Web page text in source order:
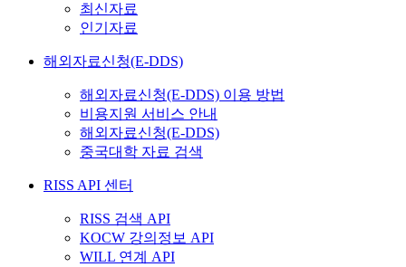
최신자료
인기자료
해외자료신청(E-DDS)
해외자료신청(E-DDS) 이용 방법
비용지원 서비스 안내
해외자료신청(E-DDS)
중국대학 자료 검색
RISS API 센터
RISS 검색 API
KOCW 강의정보 API
WILL 연계 API